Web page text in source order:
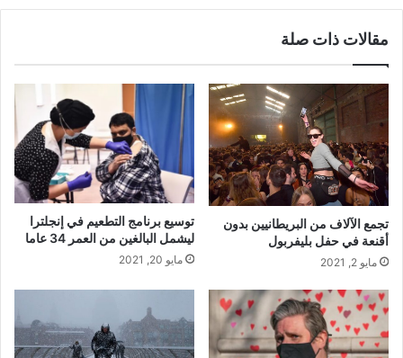
مقالات ذات صلة
تجمع الآلاف من البريطانيين بدون
أقنعة في حفل بليفربول
مايو 2, 2021
توسيع برنامج التطعيم في إنجلترا
ليشمل البالغين من العمر 34 عاما
مايو 20, 2021